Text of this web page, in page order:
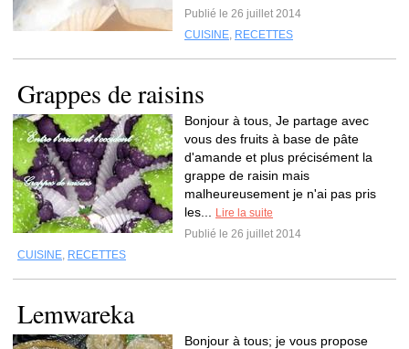
Publié le 26 juillet 2014
CUISINE, RECETTES
Grappes de raisins
Bonjour à tous, Je partage avec
vous des fruits à base de pâte
d'amande et plus précisément la
grappe de raisin mais
malheureusement je n'ai pas pris
les...
Lire la suite
Publié le 26 juillet 2014
CUISINE, RECETTES
Lemwareka
Bonjour à tous; je vous propose